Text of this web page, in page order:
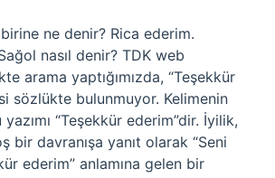
ne denir? Rica ederim.
nasıl denir? TDK web
arama yaptığımızda, “Teşekkür
sözlükte bulunmuyor. Kelimenin
“Teşekkür ederim”dir. İyilik,
bir davranışa yanıt olarak “Seni
ederim” anlamına gelen bir